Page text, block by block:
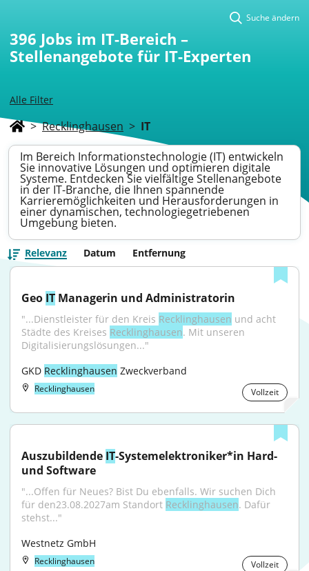
Alle Filter
Suche ändern
396 Jobs im IT-Bereich –
Stellenangebote für IT-Experten
> Recklinghausen > IT
Im Bereich Informationstechnologie (IT) entwickeln
Sie innovative Lösungen und optimieren digitale
Systeme. Entdecken Sie vielfältige Stellenangebote
in der IT-Branche, die Ihnen spannende
Karrieremöglichkeiten und Herausforderungen in
einer dynamischen, technologiegetriebenen
Umgebung bieten.
Relevanz Datum Entfernung
Geo IT Managerin und Administratorin
"...Dienstleister für den Kreis Recklinghausen und acht
Städte des Kreises Recklinghausen. Mit unseren
Digitalisierungslösungen..."
GKD Recklinghausen Zweckverband
Recklinghausen Vollzeit
Auszubildende IT-Systemelektroniker*in Hard-
und Software
"...Offen für Neues? Bist Du ebenfalls. Wir suchen Dich
für den23.08.2027am Standort Recklinghausen. Dafür
stehst..."
Westnetz GmbH
Recklinghausen Vollzeit